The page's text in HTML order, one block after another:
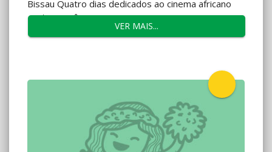
Bissau Quatro dias dedicados ao cinema africano
contemporâneo,...
VER MAIS...